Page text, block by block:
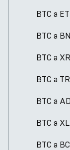
BTC a
BTC a
BTC a
BTC a
BTC a
BTC a
BTC a